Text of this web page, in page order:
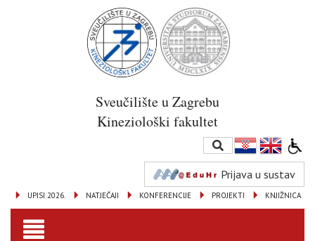
Sveučilište u Zagrebu
Kineziološki fakultet
Prijava u sustav
KNJIŽNICA
PROJEKTI
KONFERENCIJE
NATJEČAJI
UPISI 2026.